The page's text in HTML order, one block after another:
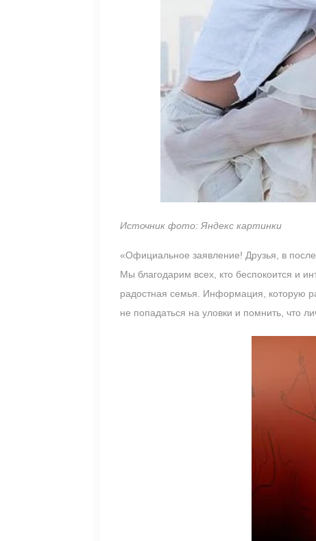
Источник фото: Яндекс картинки
«Официальное заявление! Друзья, в
Мы благодарим всех, кто беспокоится и
радостная семья. Информация, которую
не попадаться на уловки и помнить, что